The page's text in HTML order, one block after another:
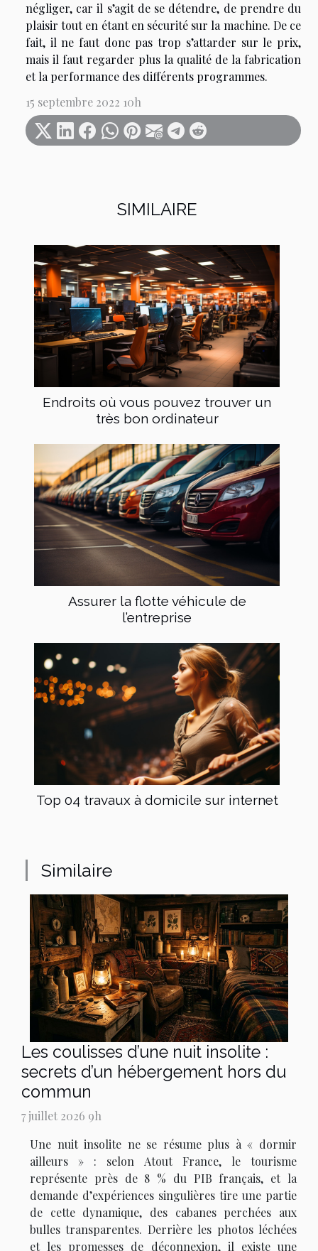
SIMILAIRE
Endroits où vous pouvez trouver un
très bon ordinateur
Assurer la flotte véhicule de
l’entreprise
Top 04 travaux à domicile sur internet
négliger, car il s’agit de se détendre, de prendre du
plaisir tout en étant en sécurité sur la machine. De ce
fait, il ne faut donc pas trop s’attarder sur le prix,
mais il faut regarder plus la qualité de la fabrication
et la performance des différents programmes.
15 septembre 2022 10h
Similaire
Les coulisses d’une nuit insolite :
secrets d’un hébergement hors du
commun
7 juillet 2026 9h
Une nuit insolite ne se résume plus à « dormir
ailleurs » : selon Atout France, le tourisme
représente près de 8 % du PIB français, et la
demande d’expériences singulières tire une partie
de cette dynamique, des cabanes perchées aux
bulles transparentes. Derrière les photos léchées
et les promesses de déconnexion, il existe une